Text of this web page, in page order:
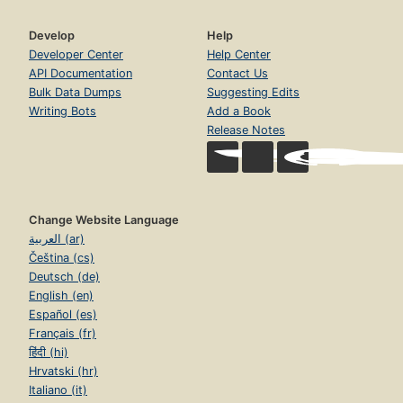
Galdos
Develop
Developer Center
API Documentation
Bulk Data Dumps
Writing Bots
Help
Help Center
Contact Us
Suggesting Edits
Add a Book
Release Notes
Change Website Language
العربية (ar)
Čeština (cs)
Deutsch (de)
English (en)
Español (es)
Français (fr)
हिंदी (hi)
Hrvatski (hr)
Italiano (it)